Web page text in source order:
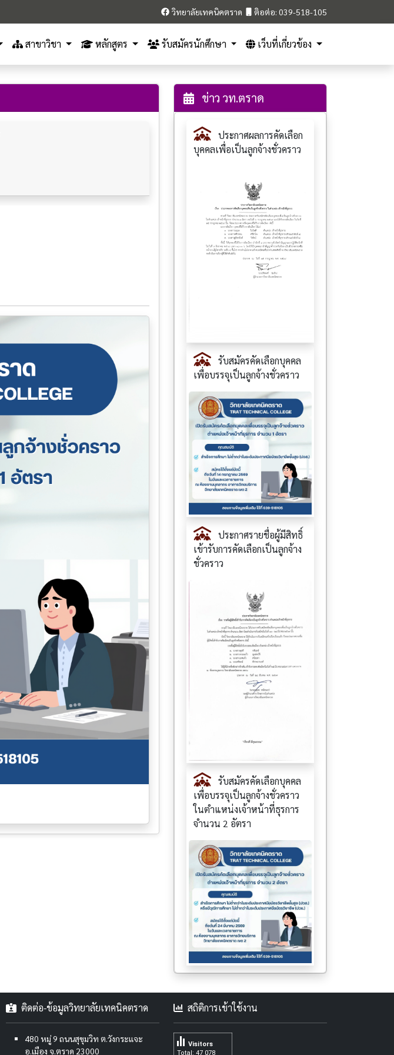
วิทยาลัยเทคนิคตราด ติอต่อ: 039-518-105
สาขาวิชา หลักสูตร รับสมัครนักศึกษา เว็บที่เกี่ยวข้อง
ข่าว วท.ตราด
ประกาศผลการคัดเลือก
บุคคลเพื่อเป็นลูกจ้างชั่วคราว
รับสมัครคัดเลือกบุคคล
เพื่อบรรจุเป็นลูกจ้างชั่วคราว
ประกาศรายชื่อผู้มีสิทธิ์
เข้ารับการคัดเลือกเป็นลูกจ้าง
ชั่วคราว
รับสมัครคัดเลือกบุคคล
เพื่อบรรจุเป็นลูกจ้างชั่วคราว
ในตำแหน่งเจ้าหน้าที่ธุรการ
จำนวน 2 อัตรา
ติดต่อ-ข้อมูลวิทยาลัยเทคนิคตราด
480 หมู่ 9 ถนนสุขุมวิท ต.วังกระแจะ
อ.เมือง จ.ตราด 23000
สถิติการเข้าใช้งาน
Total: 47 078
Visitors